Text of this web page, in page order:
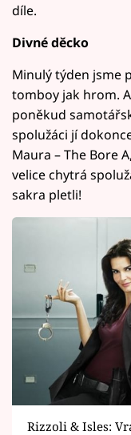
díle.
Divné děcko
Minulý týden jsme
tomboy jak hrom.
poněkud
spolužáci jí
Maura – The Bore
velice chytrá
sakra pletli!
Rizzoli & Isles: